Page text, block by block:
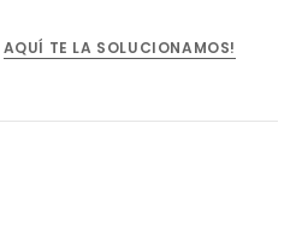
AQUÍ TE LA SOLUCIONAMOS!